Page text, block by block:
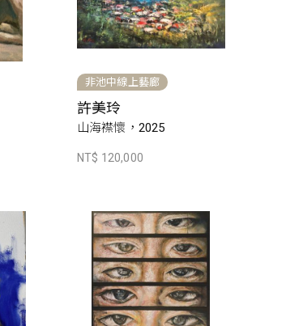
非池中線上藝廊
許美玲
山海襟懷，2025
NT$ 120,000